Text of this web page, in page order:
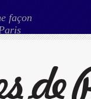
façon